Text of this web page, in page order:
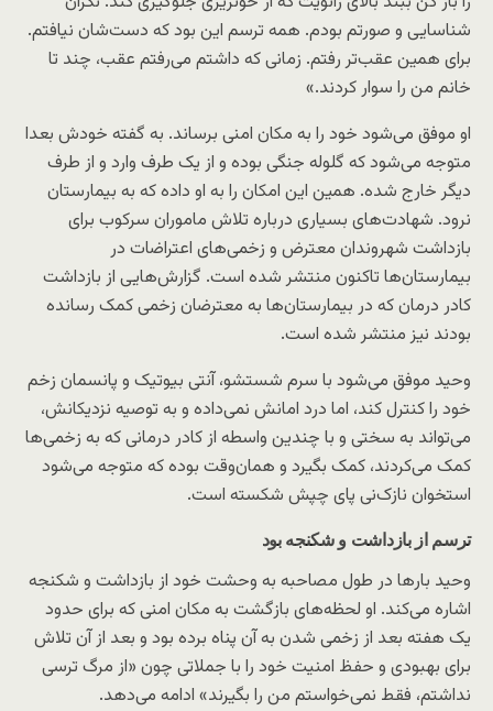
شناسایی و صورتم بودم. همه ترسم این بود که دست‌شان نیافتم.
برای همین عقب‌تر رفتم. زمانی که داشتم می‌رفتم عقب، چند تا
خانم من را سوار کردند.»
او موفق می‌شود خود را به مکان امنی برساند. به گفته خودش بعدا
متوجه می‌شود که گلوله جنگی بوده و از یک طرف وارد و از طرف
دیگر خارج شده. همین این امکان را به او داده که به بیمارستان
نرود. شهادت‌های بسیاری درباره تلاش ماموران سرکوب برای
بازداشت شهروندان معترض و زخمی‌های اعتراضات در
بیمارستان‌ها تاکنون منتشر شده است. گزارش‌هایی از بازداشت
کادر درمان که در بیمارستان‌ها به معترضان زخمی کمک رسانده
بودند نیز منتشر شده است.
وحید موفق می‌شود با سرم شستشو، آنتی بیوتیک و پانسمان زخم
خود را کنترل کند، اما درد امانش نمی‌داده و به توصیه نزدیکانش،
می‌تواند به سختی و با چندین واسطه از کادر درمانی که به زخمی‌ها
کمک می‌کردند، کمک بگیرد و همان‌وقت بوده که متوجه می‌شود
استخوان نازک‌نی پای چپش شکسته است.
ترسم از بازداشت و شکنجه بود
وحید بارها در طول مصاحبه به وحشت خود از بازداشت و شکنجه
اشاره می‌کند. او لحظه‌های بازگشت به مکان امنی که برای حدود
یک هفته بعد از زخمی شدن به آن پناه برده بود و بعد از آن تلاش
برای بهبودی و حفظ امنیت خود را با جملاتی چون «از مرگ ترسی
نداشتم، فقط نمی‌خواستم من را بگیرند» ادامه می‌دهد.